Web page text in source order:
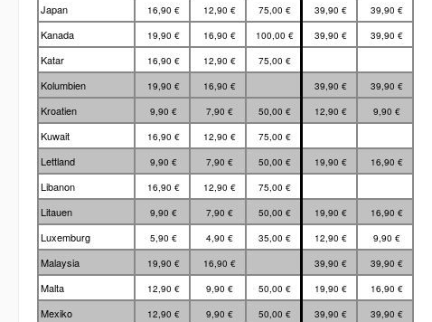
Japan 16,90 € 12,90 € 75,00 € 39,90 € 39,90 €
Kanada 19,90 € 16,90 € 100,00 € 39,90 € 39,90 €
Katar 16,90 € 12,90 € 75,00 €
Kolumbien 19,90 € 16,90 € 39,90 € 39,90 €
Kroatien 9,90 € 7,90 € 50,00 € 12,90 € 9,90 €
Kuwait 16,90 € 12,90 € 75,00 €
Lettland 9,90 € 7,90 € 50,00 € 19,90 € 16,90 €
Libanon 16,90 € 12,90 € 75,00 €
Litauen 9,90 € 7,90 € 50,00 € 19,90 € 16,90 €
Luxemburg 5,90 € 4,90 € 35,00 € 12,90 € 9,90 €
Malaysia 19,90 € 16,90 € 39,90 € 39,90 €
Malta 12,90 € 9,90 € 50,00 € 19,90 € 16,90 €
Mexiko 12,90 € 9,90 € 50,00 € 39,90 € 39,90 €